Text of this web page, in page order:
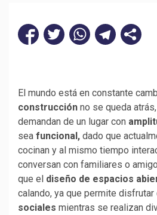
El mundo está en constante
construcción no se queda
demandan de un lugar con
sea funcional, dado que
cocinan y al mismo tiempo
conversan con familiares o
que el diseño de espacios
calando, ya que permite disfrutar
sociales mientras se realizan